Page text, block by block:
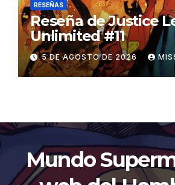
RESEÑAS
Reseña de Justice
Unlimited #11
5 DE AGOSTO DE 2026
Mundo